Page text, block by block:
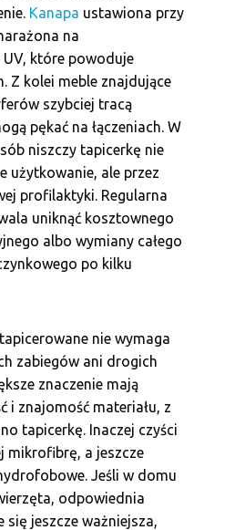
Kanapa ustawiona przy
na
które powoduje
Z kolei meble znajdujące
szybciej tracą
pękać na łączeniach. W
niszczy tapicerkę nie
użytkowanie, ale przez
profilaktyki. Regularna
uniknąć kosztownego
albo wymiany całego
po kilku
nie wymaga
zabiegów ani drogich
znaczenie mają
i znajomość materiału, z
tapicerkę. Inaczej czyści
mikrofibrę, a jeszcze
Jeśli w domu
odpowiednia
się jeszcze ważniejsza,